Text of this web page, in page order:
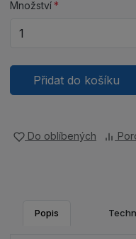
Množství
Přidat do košíku
Do oblíbených
Popis